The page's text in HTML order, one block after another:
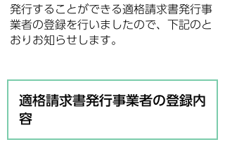
発行することができる適格請求書発行事
業者の登録を行いましたので、下記のと
おりお知らせします。
適格請求書発行事業者の登録内
容